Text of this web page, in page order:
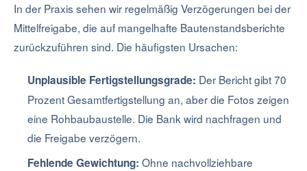
In der Praxis sehen wir regelmäßig Verzögerungen bei der
Mittelfreigabe, die auf mangelhafte Bautenstandsberichte
zurückzuführen sind. Die häufigsten Ursachen:
Unplausible Fertigstellungsgrade: Der Bericht gibt 70
Prozent Gesamtfertigstellung an, aber die Fotos zeigen
eine Rohbaubaustelle. Die Bank wird nachfragen und
die Freigabe verzögern.
Fehlende Gewichtung: Ohne nachvollziehbare